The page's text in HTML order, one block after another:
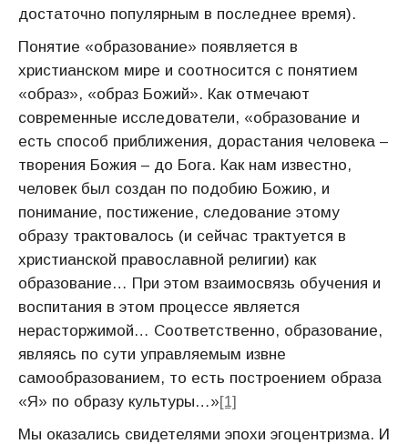
достаточно популярным в последнее время).
Понятие «образование» появляется в
христианском мире и соотносится с понятием
«образ», «образ Божий». Как отмечают
современные исследователи, «образование и
есть способ приближения, дорастания человека –
творения Божия – до Бога. Как нам известно,
человек был создан по подобию Божию, и
понимание, постижение, следование этому
образу трактовалось (и сейчас трактуется в
христианской православной религии) как
образование… При этом взаимосвязь обучения и
воспитания в этом процессе является
нерасторжимой… Соответственно, образование,
являясь по сути управляемым извне
самообразованием, то есть построением образа
«Я» по образу культуры…»[1]
Мы оказались свидетелями эпохи эгоцентризма. И